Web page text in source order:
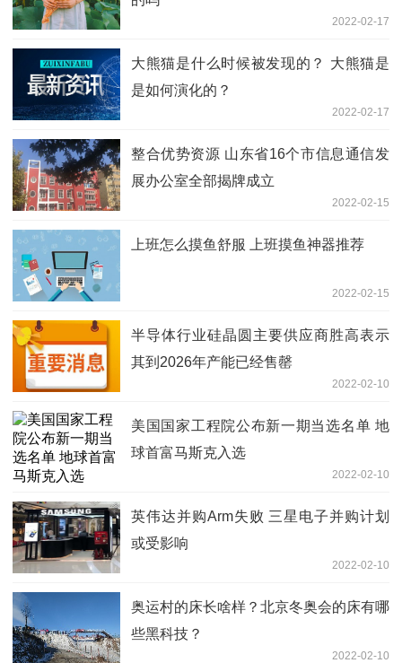
2022-02-17
大熊猫是什么时候被发现的？ 大熊猫是
是如何演化的？
2022-02-17
整合优势资源 山东省16个市信息通信发
展办公室全部揭牌成立
2022-02-15
上班怎么摸鱼舒服 上班摸鱼神器推荐
2022-02-15
半导体行业硅晶圆主要供应商胜高表示
其到2026年产能已经售罄
2022-02-10
美国国家工程院公布新一期当选名单 地
球首富马斯克入选
2022-02-10
英伟达并购Arm失败 三星电子并购计划
或受影响
2022-02-10
奥运村的床长啥样？北京冬奥会的床有哪
些黑科技？
2022-02-10